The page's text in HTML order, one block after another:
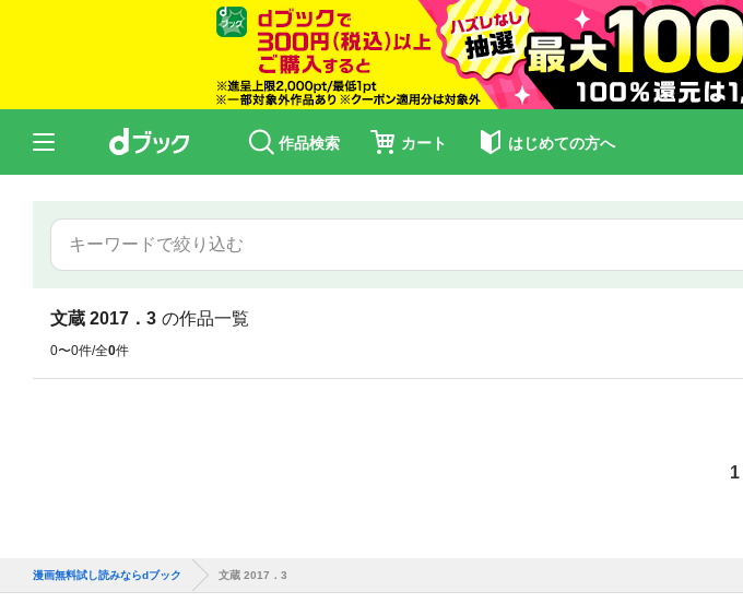
作品検索 カート はじめての方へ
文蔵 2017．3 の作品一覧
0〜0件/全0件
1
漫画無料試し読みならdブック 文蔵 2017．3